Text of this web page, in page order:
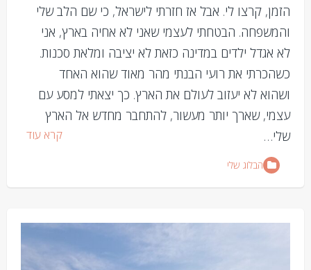
הזמן, קרצו לי. אבל אז חזרתי לישראל, כי שם הלב שלי
והמשפחה. הבטחתי לעצמי שאני לא אחיה בארץ, אני
לא אגדל ילדים במדינה כזאת לא יציבה ומלאת סכנות.
כשהכרתי את רועי הבנתי מהר מאוד שהוא האחד
ושהוא לא יעזוב לעולם את הארץ. כך יצאתי למסע עם
עצמי, שארך יותר מעשור, להתחבר מחדש אל הארץ
שלי…
קרא עוד
הבלוג שלי